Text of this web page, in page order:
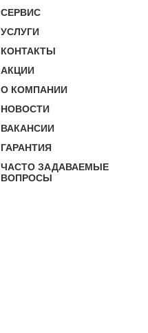
СЕРВИС
УСЛУГИ
КОНТАКТЫ
АКЦИИ
О КОМПАНИИ
НОВОСТИ
ВАКАНСИИ
ГАРАНТИЯ
ЧАСТО ЗАДАВАЕМЫЕ
ВОПРОСЫ